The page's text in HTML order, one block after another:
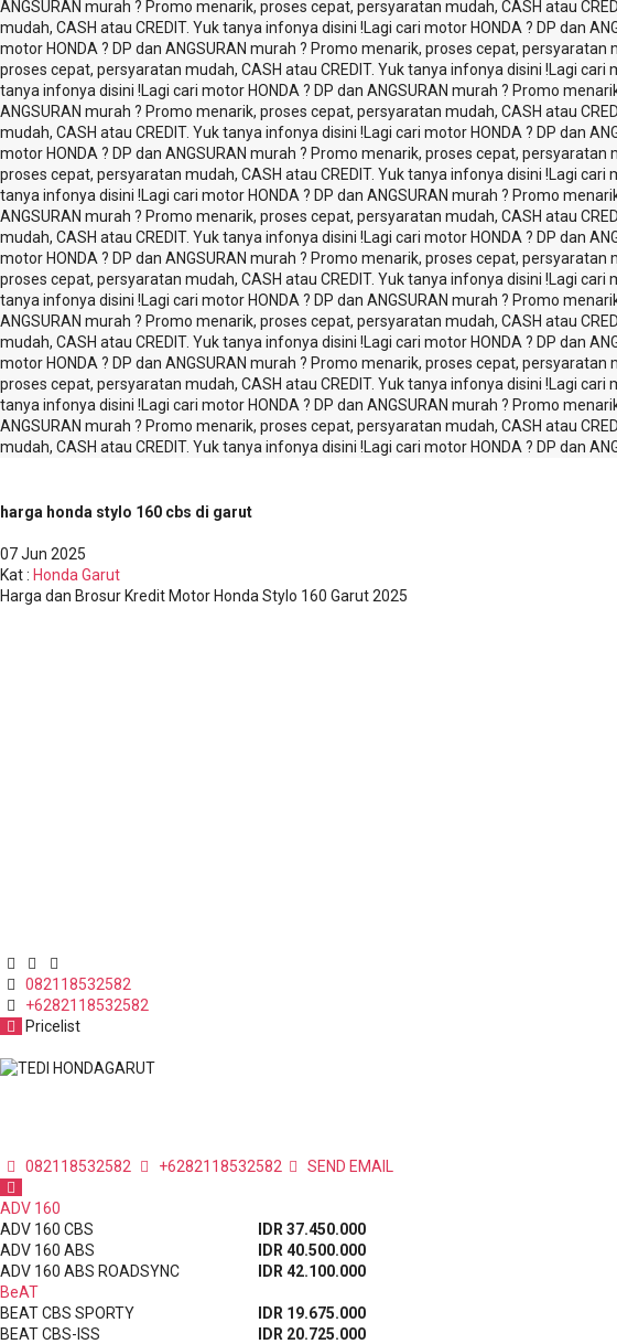
ANGSURAN murah ? Promo menarik, proses cepat, persyaratan mudah, CASH atau
mudah, CASH atau CREDIT. Yuk tanya infonya disini ! Lagi cari motor HONDA ? DP dan
motor HONDA ? DP dan ANGSURAN murah ? Promo menarik, proses cepat, persyaratan
proses cepat, persyaratan mudah, CASH atau CREDIT. Yuk tanya infonya disini ! Lagi cari
tanya infonya disini ! Lagi cari motor HONDA ? DP dan ANGSURAN murah ? Promo
ANGSURAN murah ? Promo menarik, proses cepat, persyaratan mudah, CASH atau
mudah, CASH atau CREDIT. Yuk tanya infonya disini ! Lagi cari motor HONDA ? DP dan
motor HONDA ? DP dan ANGSURAN murah ? Promo menarik, proses cepat, persyaratan
proses cepat, persyaratan mudah, CASH atau CREDIT. Yuk tanya infonya disini ! Lagi cari
tanya infonya disini ! Lagi cari motor HONDA ? DP dan ANGSURAN murah ? Promo
ANGSURAN murah ? Promo menarik, proses cepat, persyaratan mudah, CASH atau
mudah, CASH atau CREDIT. Yuk tanya infonya disini ! Lagi cari motor HONDA ? DP dan
motor HONDA ? DP dan ANGSURAN murah ? Promo menarik, proses cepat, persyaratan
proses cepat, persyaratan mudah, CASH atau CREDIT. Yuk tanya infonya disini ! Lagi cari
tanya infonya disini ! Lagi cari motor HONDA ? DP dan ANGSURAN murah ? Promo
ANGSURAN murah ? Promo menarik, proses cepat, persyaratan mudah, CASH atau
mudah, CASH atau CREDIT. Yuk tanya infonya disini ! Lagi cari motor HONDA ? DP dan
motor HONDA ? DP dan ANGSURAN murah ? Promo menarik, proses cepat, persyaratan
proses cepat, persyaratan mudah, CASH atau CREDIT. Yuk tanya infonya disini ! Lagi cari
tanya infonya disini ! Lagi cari motor HONDA ? DP dan ANGSURAN murah ? Promo
ANGSURAN murah ? Promo menarik, proses cepat, persyaratan mudah, CASH atau
mudah, CASH atau CREDIT. Yuk tanya infonya disini ! Lagi cari motor HONDA ? DP dan
harga honda stylo 160 cbs di garut
07Jun 2025
Kat: Honda Garut
Harga dan Brosur Kredit Motor Honda Stylo 160 Garut 2025
082118532582
+6282118532582
Pricelist
082118532582 +6282118532582 SEND EMAIL
ADV 160
ADV 160 CBS
IDR 37.450.000
ADV 160 ABS
IDR 40.500.000
ADV 160 ABS ROADSYNC
IDR 42.100.000
BeAT
BEAT CBS SPORTY
IDR 19.675.000
BEAT CBS-ISS
IDR 20.725.000